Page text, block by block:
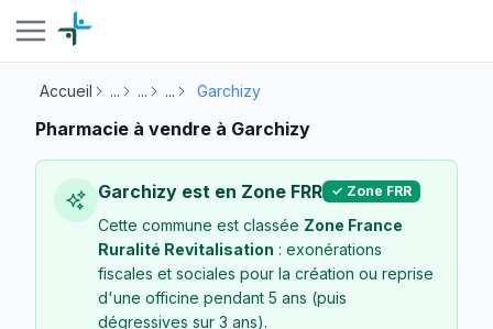
Accueil ... ... ... Garchizy
Pharmacie à vendre à Garchizy
Garchizy est en Zone FRR ✓ Zone FRR
Cette commune est classée Zone France
Ruralité Revitalisation : exonérations
fiscales et sociales pour la création ou reprise
d'une officine pendant 5 ans (puis
dégressives sur 3 ans).